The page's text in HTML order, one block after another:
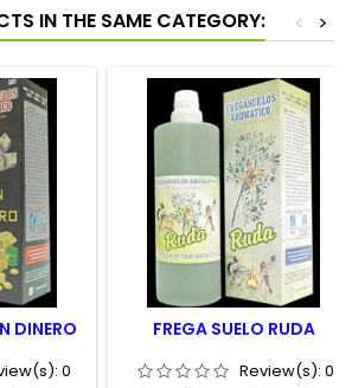
IN THE SAME CATEGORY: >
<
DINERO
0
FREGA SUELO RUDA
Review(s): 0